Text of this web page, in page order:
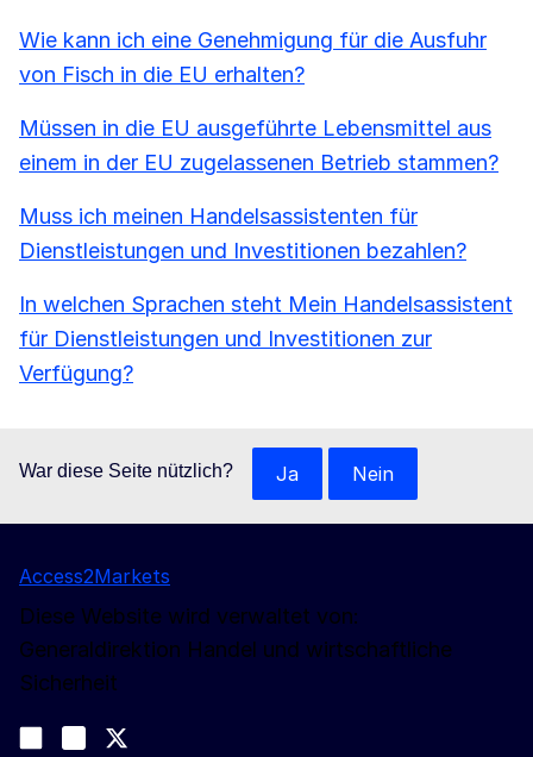
Wie kann ich eine Genehmigung für die Ausfuhr
von Fisch in die EU erhalten?
Müssen in die EU ausgeführte Lebensmittel aus
einem in der EU zugelassenen Betrieb stammen?
Muss ich meinen Handelsassistenten für
Dienstleistungen und Investitionen bezahlen?
In welchen Sprachen steht Mein Handelsassistent
für Dienstleistungen und Investitionen zur
Verfügung?
War diese Seite nützlich? Ja Nein
Access2Markets
Diese Website wird verwaltet von:
Generaldirektion Handel und wirtschaftliche
Sicherheit
Join us on LinkedIn
Trade-Off podcast